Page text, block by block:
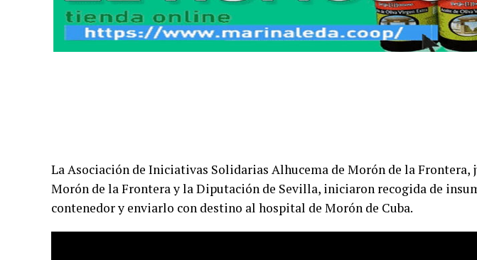
La Asociación de Iniciativas Solidarias Alhucema de Morón de la
Morón de la Frontera y la Diputación de Sevilla, iniciaron recogida de
contenedor y enviarlo con destino al hospital de Morón de Cuba.